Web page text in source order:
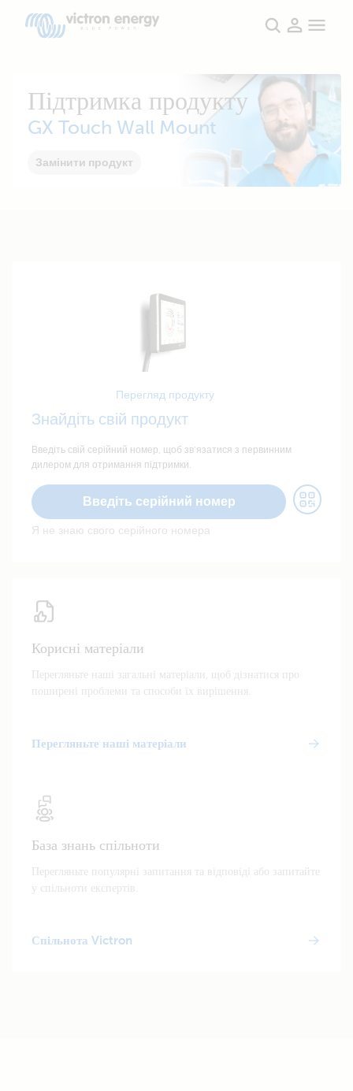
Підтримка продукту
GX Touch Wall Mount
Замінити продукт
Перегляд продукту
Знайдіть свій продукт
Введіть свій серійний номер, щоб зв’язатися з первинним
дилером для отримання підтримки.
Введіть серійний номер
Я не знаю свого серійного номера
Корисні матеріали
Перегляньте наші загальні матеріали, щоб дізнатися про
поширені проблеми та способи їх вирішення.
Перегляньте наші матеріали
База знань спільноти
Перегляньте популярні запитання та відповіді або запитайте
у спільноти експертів.
Спільнота Victron